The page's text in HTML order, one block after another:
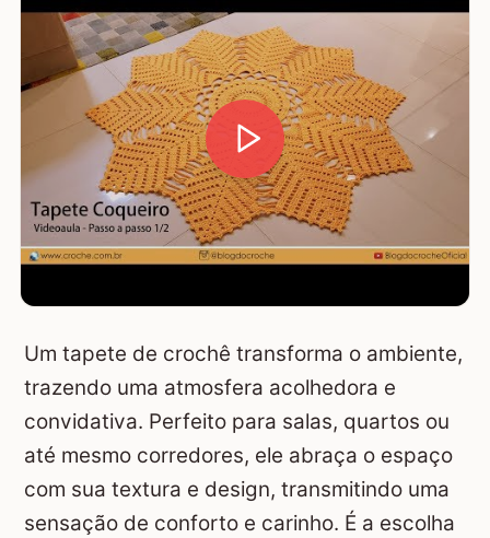
Um tapete de crochê transforma o ambiente,
trazendo uma atmosfera acolhedora e
convidativa. Perfeito para salas, quartos ou
até mesmo corredores, ele abraça o espaço
com sua textura e design, transmitindo uma
sensação de conforto e carinho. É a escolha